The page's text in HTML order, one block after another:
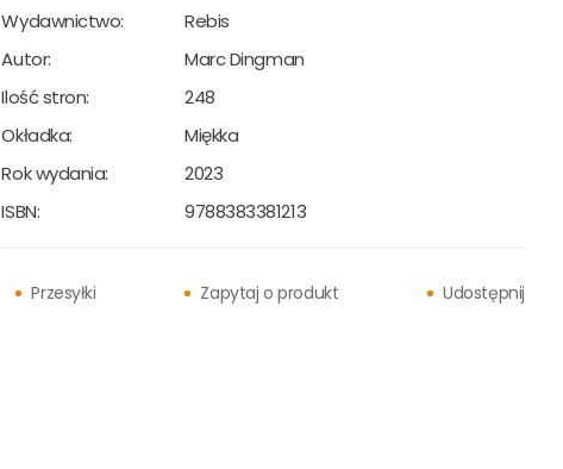
Wydawnictwo:
Rebis
Autor:
Marc Dingman
Ilość stron:
248
Okładka:
Miękka
Rok wydania:
2023
ISBN:
9788383381213
Przesyłki Zapytaj o produkt Udostępnij